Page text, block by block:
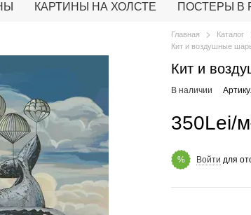
КАРТИНЫ НА ХОЛСТЕ ПОСТЕРЫ В
Главная Каталог
Кит и воздушные
Кит и
В наличии
350Lei/
% Войти для